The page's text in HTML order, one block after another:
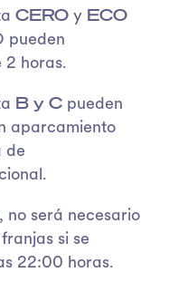
CERO y ECO
pueden
2 horas.
B y C pueden
aparcamiento
de
, no será necesario
si se
22:00 horas.